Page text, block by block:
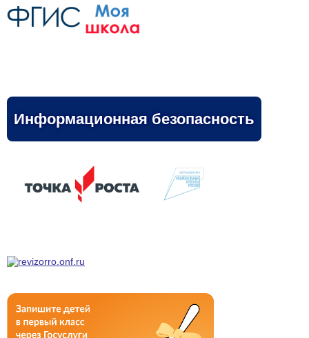
Информационная безопасность